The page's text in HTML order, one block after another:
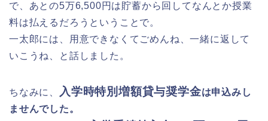
で、あとの5万6,500円は貯蓄から回してなんとか授業
料は払えるだろうということで。
一太郎には、用意できなくてごめんね、一緒に返して
いこうね、と話しました。
ちなみに、 入学時特別増額貸与奨学金は申込みし
ませんでした。